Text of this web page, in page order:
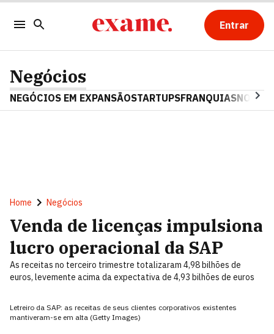
Entrar
Negócios
NEGÓCIOS EM EXPANSÃOSTARTUPSFRANQUIAS
Home Negócios
Venda de licenças impulsiona
lucro operacional da SAP
As receitas no terceiro trimestre totalizaram 4,98 bilhões de
euros, levemente acima da expectativa de 4,93 bilhões de euros
Letreiro da SAP: as receitas de seus clientes corporativos existentes
mantiveram-se em alta (Getty Images)